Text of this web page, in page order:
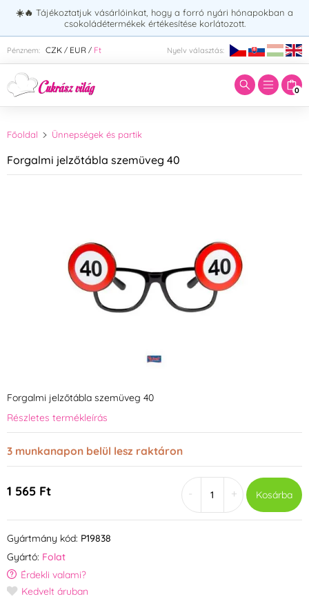
☀️🔥 Tájékoztatjuk vásárlóinkat, hogy a forró nyári hónapokban a
csokoládétermékek értékesítése korlátozott.
Pénznem: CZK / EUR / Ft Nyelv választás:
0
Adja meg a keresett kifejezést:
Főoldal Ünnepségek és partik
Forgalmi jelzőtábla szemüveg 40
Forgalmi jelzőtábla szemüveg 40
Részletes termékleírás
3 munkanapon belül lesz raktáron
1 565 Ft + Kosárba
Gyártmány kód: P19838
Gyártó: Folat
Érdekli valami?
Kedvelt áruban